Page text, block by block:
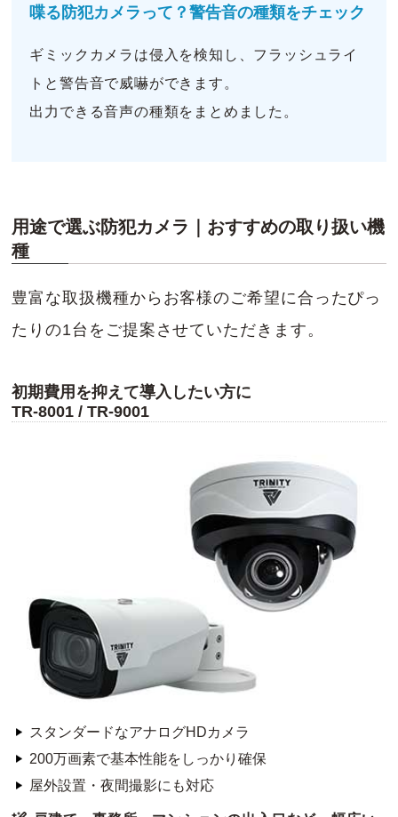
喋る防犯カメラって？警告音の種類をチェック
ギミックカメラは侵入を検知し、フラッシュライ
トと警告音で威嚇ができます。
出力できる音声の種類をまとめました。
用途で選ぶ防犯カメラ｜おすすめの取り扱い機
種
豊富な取扱機種からお客様のご希望に合ったぴっ
たりの1台をご提案させていただきます。
初期費用を抑えて導入したい方に
TR-8001 / TR-9001
スタンダードなアナログHDカメラ
200万画素で基本性能をしっかり確保
屋外設置・夜間撮影にも対応